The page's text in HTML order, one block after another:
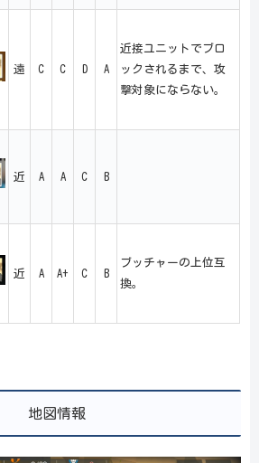
遠 C C D A
近接ユニットでブロ
ックされるまで、攻
撃対象にならない。
近 A A C B
近 A A+ C B
ブッチャーの上位互
換。
地図情報